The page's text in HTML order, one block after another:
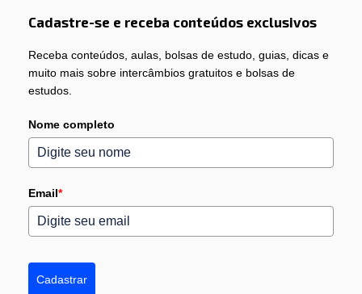
Cadastre-se e receba conteúdos exclusivos
Receba conteúdos, aulas, bolsas de estudo, guias, dicas e
muito mais sobre intercâmbios gratuitos e bolsas de
estudos.
Nome completo
Email*
Cadastrar